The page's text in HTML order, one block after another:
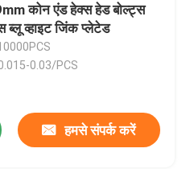
कोन एंड हेक्स हेड बोल्ट्स
व्हाइट जिंक प्लेटेड
0.03/PCS
हमसे संपर्क करें